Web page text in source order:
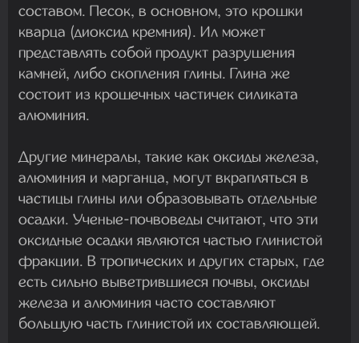
составом. Песок, в основном, это крошки
кварца (диоксид кремния). Ил может
представлять собой продукт разрушения
камней, либо скопления глины. Глина же
состоит из крошечных частичек силиката
алюминия.
Другие минералы, такие как оксиды железа,
алюминия и марганца, могут вкрапляться в
частицы глины или образовывать отдельные
осадки. Ученые-почвоведы считают, что эти
оксидные осадки являются частью глинистой
фракции. В тропических и других старых, где
есть сильно выветрившиеся почвы, оксиды
железа и алюминия часто составляют
большую часть глинистой их составляющей.